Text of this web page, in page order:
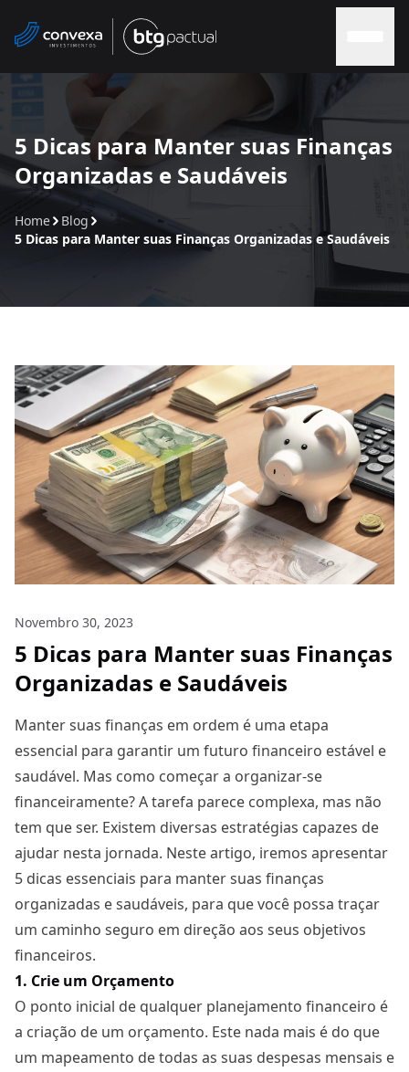
Home
Sobre nós
Soluções
Blog
5 Dicas para Manter suas Finanças
Organizadas e Saudáveis
Home
Blog
5 Dicas para Manter suas Finanças Organizadas e Saudáveis
Novembro 30, 2023
5 Dicas para Manter suas Finanças
Organizadas e Saudáveis
Manter suas finanças em ordem é uma etapa
essencial para garantir um futuro financeiro estável e
saudável. Mas como começar a organizar-se
financeiramente? A tarefa parece complexa, mas não
tem que ser. Existem diversas estratégias capazes de
ajudar nesta jornada. Neste artigo, iremos apresentar
5 dicas essenciais para manter suas finanças
organizadas e saudáveis, para que você possa traçar
um caminho seguro em direção aos seus objetivos
financeiros.
1. Crie um Orçamento
O ponto inicial de qualquer planejamento financeiro é
a criação de um orçamento. Este nada mais é do que
um mapeamento de todas as suas despesas mensais e